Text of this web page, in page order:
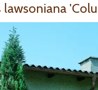
lawsoniana